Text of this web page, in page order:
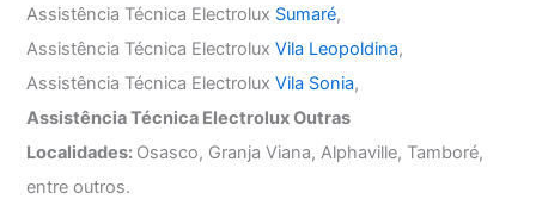
Assistência Técnica Electrolux Sumaré,
Assistência Técnica ElectroluxVila Leopoldina,
Assistência Técnica ElectroluxVila Sonia,
Assistência Técnica Electrolux Outras
Localidades: Osasco, Granja Viana, Alphaville, Tamboré,
entre outros.